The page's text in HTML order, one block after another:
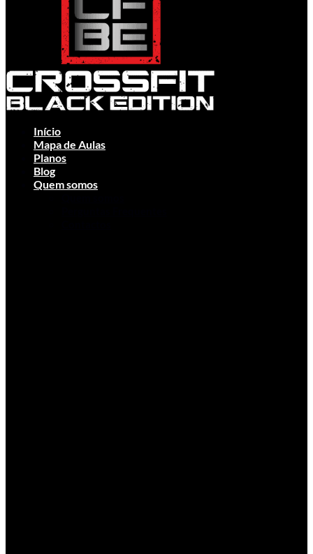
Início
Mapa de Aulas
Planos
Blog
Quem somos